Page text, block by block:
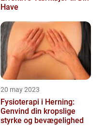
Have
20 may 2023
Fysioterapi i Herning:
Genvind din kropslige
styrke og bevægelighed